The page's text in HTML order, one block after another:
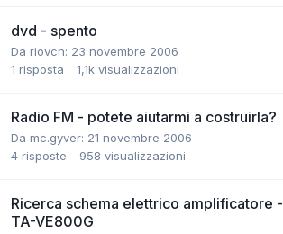
dvd - spento
Da riovcn: 23 novembre 2006
1 risposta 1,1k visualizzazioni
Radio FM - potete aiutarmi a costruirla?
Da mc.gyver: 21 novembre 2006
4 risposte 958 visualizzazioni
Ricerca schema elettrico amplificatore
TA-VE800G